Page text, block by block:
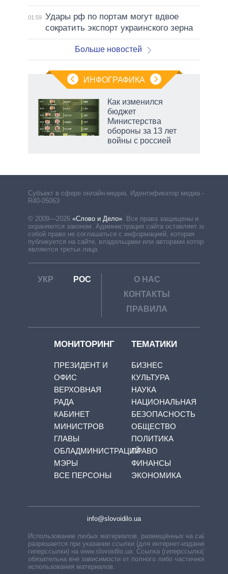
01:59 Удары рф по портам могут вдвое
сократить экспорт украинского зерна
Больше новостей
ИНФОГРАФИКА
Как изменился
бюджет
Министерства
обороны за 13 лет
войны с россией
Субъект в сфере онлайн-медиа. Идентификатор медиа –
R40-05063
© 2009—2026 «Слово и Дело» Все права защищены и
охраняются законом. Администрация сайта оставляет за
собой право не соглашаться с информацией, которая
публикуется на сайте, владельцами или авторами которой
являются третьи лица.
УКР РОС
О НАС
КОНТАКТЫ
ПРАВИЛА
МОНИТОРИНГ
ПРЕЗИДЕНТ И
ОФИС
ВЕРХОВНАЯ
РАДА
КАБИНЕТ
МИНИСТРОВ
ГЛАВЫ
ОБЛАДМИНИСТРАЦИЙ
МЭРЫ
ВСЕ ПЕРСОНЫ
ТЕМАТИКИ
БИЗНЕС
КУЛЬТУРА
НАУКА
НАЦИОНАЛЬНАЯ
БЕЗОПАСНОСТЬ
ОБЩЕСТВО
ПОЛИТИКА
ПРАВО
ФИНАНСЫ
ЭКОНОМИКА
info@slovoidilo.ua
Использование любых материалов, размещённых на сайте,
разрешается при указании ссылки (для интернет-изданий —
гиперссылки) на www.slovoidilo.ua. Ссылка (гиперссылка)
обязательна вне зависимости от полного либо частичного
использования материалов.